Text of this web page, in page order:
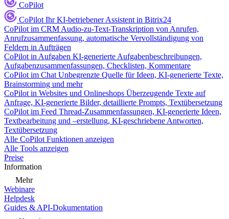
CoPilot
CoPilot Ihr KI-betriebener Assistent in Bitrix24
CoPilot im CRM Audio-zu-Text-Transkription von Anrufen,
Anrufzusammenfassung, automatische Vervollständigung von
Feldern in Aufträgen
CoPilot in Aufgaben KI-generierte Aufgabenbeschreibungen,
Aufgabenzusammenfassungen, Checklisten, Kommentare
CoPilot im Chat Unbegrenzte Quelle für Ideen, KI-generierte Texte,
Brainstorming und mehr
CoPilot in Websites und Onlineshops Überzeugende Texte auf
Anfrage, KI-generierte Bilder, detaillierte Prompts, Textübersetzung
CoPilot im Feed Thread-Zusammenfassungen, KI-generierte Ideen,
Textbearbeitung und –erstellung, KI-geschriebene Antworten,
Textübersetzung
Alle CoPilot Funktionen anzeigen
Alle Tools anzeigen
Preise
Information
Mehr
Webinare
Helpdesk
Guides & API-Dokumentation